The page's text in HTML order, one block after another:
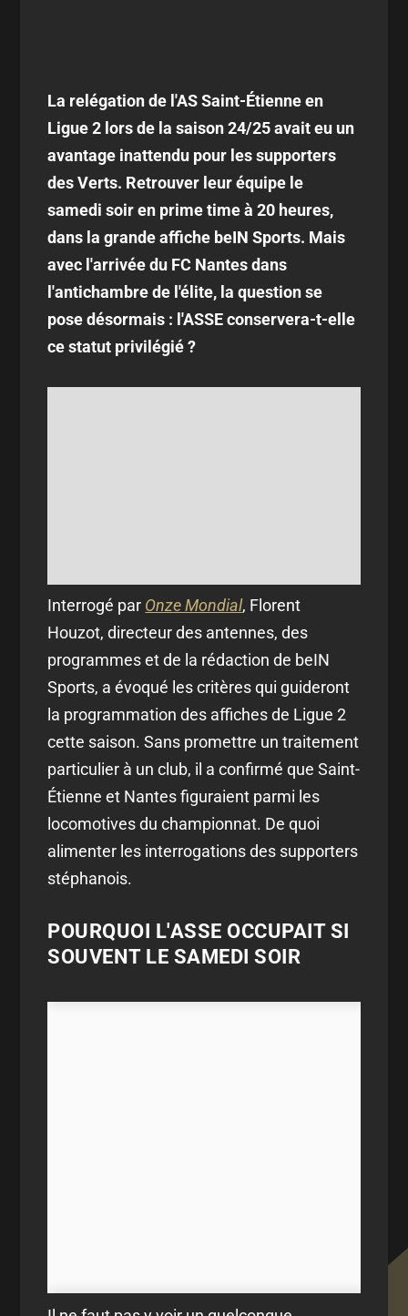
La relégation de l'AS Saint-Étienne en
Ligue 2 lors de la saison 24/25 avait eu un
avantage inattendu pour les supporters
des Verts. Retrouver leur équipe le
samedi soir en prime time à 20 heures,
dans la grande affiche beIN Sports. Mais
avec l'arrivée du FC Nantes dans
l'antichambre de l'élite, la question se
pose désormais : l'ASSE conservera-t-elle
ce statut privilégié ?
Interrogé par Onze Mondial, Florent
Houzot, directeur des antennes, des
programmes et de la rédaction de beIN
Sports, a évoqué les critères qui guideront
la programmation des affiches de Ligue 2
cette saison. Sans promettre un traitement
particulier à un club, il a confirmé que Saint-
Étienne et Nantes figuraient parmi les
locomotives du championnat. De quoi
alimenter les interrogations des supporters
stéphanois.
POURQUOI L'ASSE OCCUPAIT SI
SOUVENT LE SAMEDI SOIR